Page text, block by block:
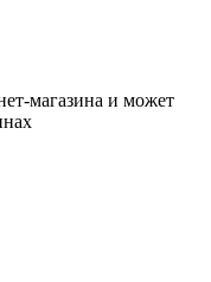
магазина и может